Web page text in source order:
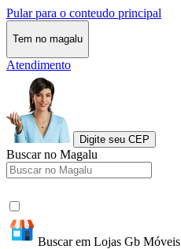
Pular para o conteudo principal
Tem no magalu
Atendimento
Digite seu CEP
Buscar no Magalu
Buscar em Lojas Gb Móveis